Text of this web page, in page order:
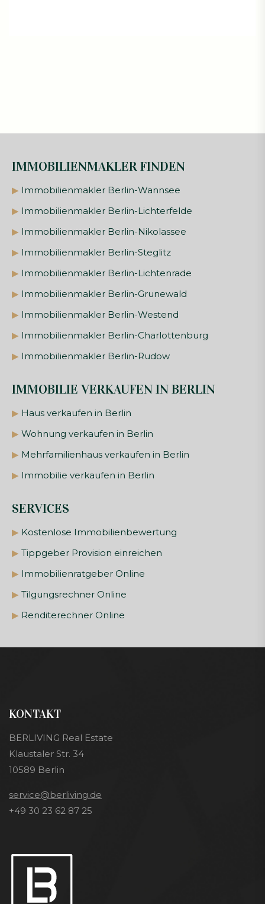
IMMOBILIENMAKLER FINDEN
▶ Immobilienmakler Berlin-Wannsee
▶ Immobilienmakler Berlin-Lichterfelde
▶ Immobilienmakler Berlin-Nikolassee
▶ Immobilienmakler Berlin-Steglitz
▶ Immobilienmakler Berlin-Lichtenrade
▶ Immobilienmakler Berlin-Grunewald
▶ Immobilienmakler Berlin-Westend
▶ Immobilienmakler Berlin-Charlottenburg
▶ Immobilienmakler Berlin-Rudow
IMMOBILIE VERKAUFEN IN BERLIN
▶ Haus verkaufen in Berlin
▶ Wohnung verkaufen in Berlin
▶ Mehrfamilienhaus verkaufen in Berlin
▶ Immobilie verkaufen in Berlin
SERVICES
▶ Kostenlose Immobilienbewertung
▶ Tippgeber Provision einreichen
▶ Immobilienratgeber Online
▶ Tilgungsrechner Online
▶ Renditerechner Online
KONTAKT
BERLIVING Real Estate
Klaustaler Str. 34
10589 Berlin
service@berliving.de
+49 30 23 62 87 25